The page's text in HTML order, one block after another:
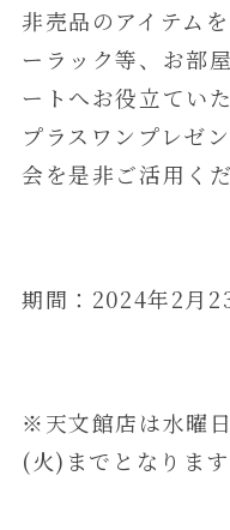
非売品のアイテム
ーラック等、お部
ートへお役立てい
プラスワンプレゼ
会を是非ご活用くだ
期間：2024年2月
※天文館店は水曜
(火)までとなります